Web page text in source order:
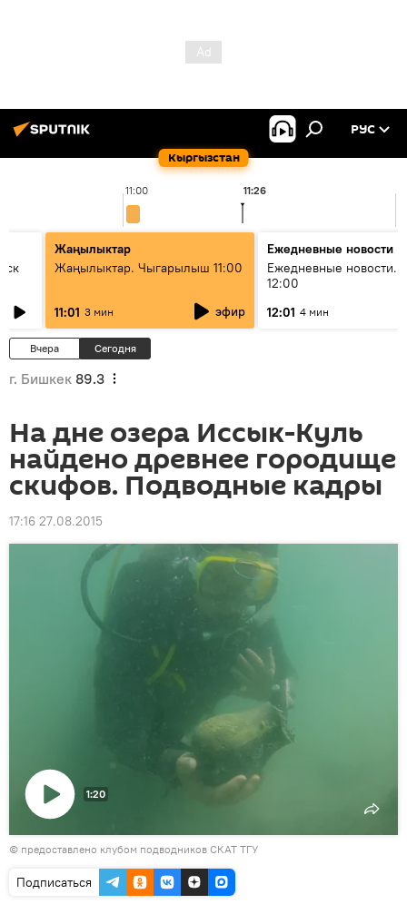
Кыргызстан
РУС
11:00 11:26
Жаңылыктар
Жаңылыктар. Чыгарылыш 11:00
11:01 3 мин эфир
Ежедневные новости
Ежедневные новости.
12:00
12:01 4 мин
Вчера Сегодня
г. Бишкек 89.3
На дне озера Иссык-Куль
найдено древнее городище
скифов. Подводные кадры
17:16 27.08.2015
Воспроизвести
видео
1:20
© предоставлено клубом подводников СКАТ ТГУ
Подписаться